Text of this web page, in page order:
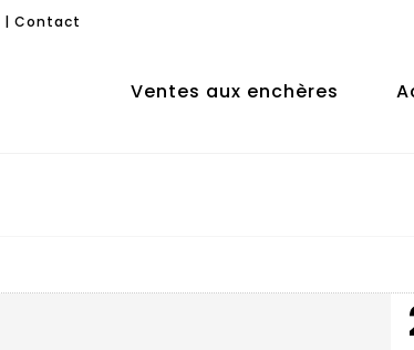
| Contact
Ventes aux enchères